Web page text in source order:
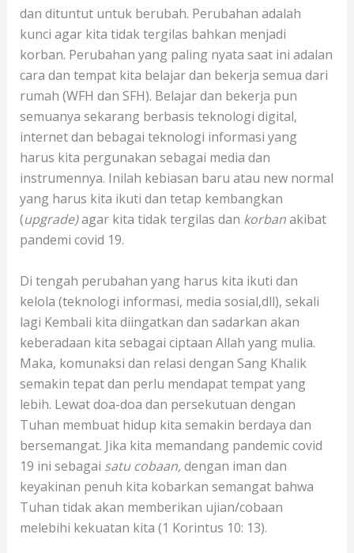
dan dituntut untuk berubah. Perubahan adalah
kunci agar kita tidak tergilas bahkan menjadi
korban. Perubahan yang paling nyata saat ini adalan
cara dan tempat kita belajar dan bekerja semua dari
rumah (WFH dan SFH). Belajar dan bekerja pun
semuanya sekarang berbasis teknologi digital,
internet dan bebagai teknologi informasi yang
harus kita pergunakan sebagai media dan
instrumennya. Inilah kebiasan baru atau new normal
yang harus kita ikuti dan tetap kembangkan
(upgrade)agar kita tidak tergilas dan korbanakibat
pandemi covid 19.
Di tengah perubahan yang harus kita ikuti dan
kelola (teknologi informasi, media sosial,dll), sekali
lagi Kembali kita diingatkan dan sadarkan akan
keberadaan kita sebagai ciptaan Allah yang mulia.
Maka, komunaksi dan relasi dengan Sang Khalik
semakin tepat dan perlu mendapat tempat yang
lebih. Lewat doa-doa dan persekutuan dengan
Tuhan membuat hidup kita semakin berdaya dan
bersemangat. Jika kita memandang pandemic covid
19 ini sebagai satu cobaan,dengan iman dan
keyakinan penuh kita kobarkan semangat bahwa
Tuhan tidak akan memberikan ujian/cobaan
melebihi kekuatan kita (1 Korintus 10: 13).